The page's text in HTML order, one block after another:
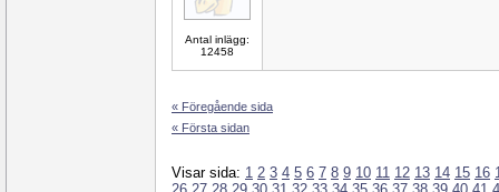
Antal inlägg:
12458
« Föregående sida
« Första sidan
Visar sida: 1 2 3 4 5 6 7 8 9 10 11 12 13 14 15 16